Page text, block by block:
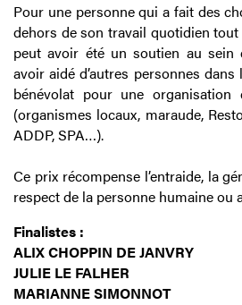
Pour une personne qui a fait des
dehors de son travail quotidien tout
peut avoir été un soutien au sein
avoir aidé d’autres personnes
bénévolat pour une organisation
(organismes locaux, maraude,
ADDP, SPA…).
Ce prix récompense l’entraide, la
respect de la personne humaine ou
Finalistes :
ALIX CHOPPIN DE JANVRY
JULIE LE FALHER
MARIANNE SIMONNOT